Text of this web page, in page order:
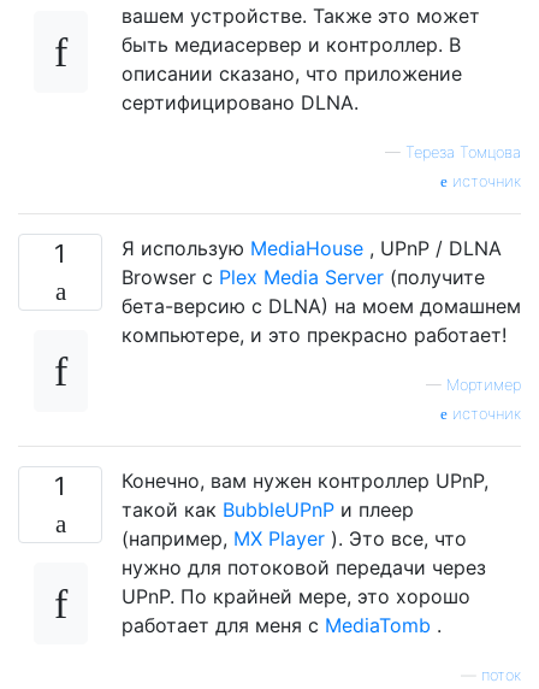
вашем устройстве. Также это может
быть медиасервер и контроллер. В
описании сказано, что приложение
сертифицировано DLNA.
— Тереза ​​Томцова
источник
1 Я использую MediaHouse , UPnP / DLNA
Browser с Plex Media Server (получите
бета-версию с DLNA) на моем домашнем
компьютере, и это прекрасно работает!
— Мортимер
источник
1
Конечно, вам нужен контроллер UPnP,
такой как BubbleUPnP и плеер
(например, MX Player ). Это все, что
нужно для потоковой передачи через
UPnP. По крайней мере, это хорошо
работает для меня с MediaTomb .
поток